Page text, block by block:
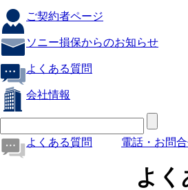
ご契約者ページ
ソニー損保からのお知らせ
よくある質問
会社情報
よくある質問 電話・お問
よく